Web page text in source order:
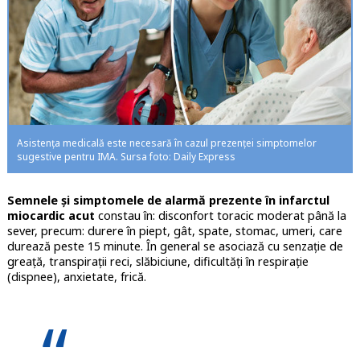
Asistența medicală este necesară în cazul prezenței simptomelor
sugestive pentru IMA. Sursa foto: Daily Express
Semnele și simptomele de alarmă prezente în infarctul
miocardic acut constau în: disconfort toracic moderat până la
sever, precum: durere în piept, gât, spate, stomac, umeri, care
durează peste 15 minute. În general se asociază cu senzație de
greață, transpirații reci, slăbiciune, dificultăți în respirație
(dispnee), anxietate, frică.